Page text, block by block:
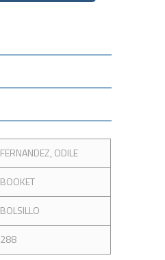
FERNANDEZ, ODILE
BOOKET
BOLSILLO
288